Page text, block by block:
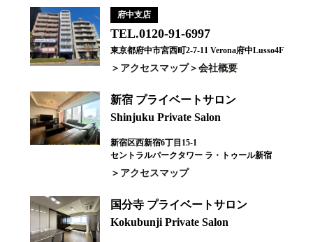
府中支店
TEL.0120-91-6997
東京都府中市宮西町2-7-11 Verona府中Lusso4F
アクセスマップ 会社概要
新宿 プライベートサロン
Shinjuku Private Salon
新宿区西新宿6丁目15-1
セントラルパークタワー ラ・トゥール新宿
アクセスマップ
国分寺 プライベートサロン
Kokubunji Private Salon